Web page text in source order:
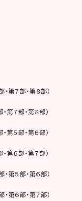
第７部・第８部）
第７部・第８部）
第５部・第６部）
第６部・第７部）
第５部・第６部）
第６部・第７部）